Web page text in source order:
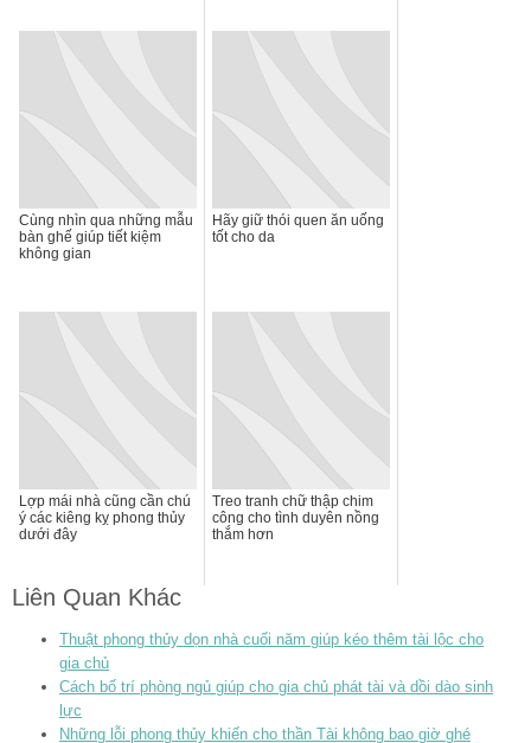
Cùng nhìn qua những mẫu
bàn ghế giúp tiết kiệm
không gian
Hãy giữ thói quen ăn uống
tốt cho da
Lợp mái nhà cũng cần chú
ý các kiêng kỵ phong thủy
dưới đây
Treo tranh chữ thập chim
công cho tình duyên nồng
thắm hơn
Liên Quan Khác
Thuật phong thủy dọn nhà cuối năm giúp kéo thêm tài lộc cho
gia chủ
Cách bố trí phòng ngủ giúp cho gia chủ phát tài và dồi dào sinh
lực
Những lỗi phong thủy khiến cho thần Tài không bao giờ ghé